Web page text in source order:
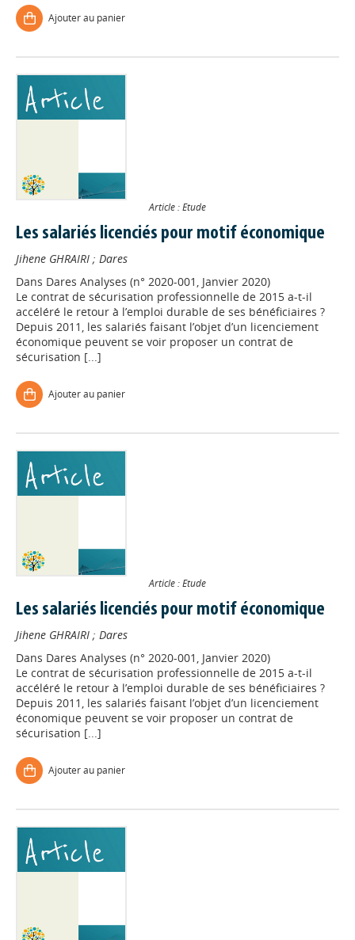
Ajouter au panier
Article : Etude
Les salariés licenciés pour motif économique
Jihene GHRAIRI ; Dares
Dans Dares Analyses (n° 2020-001, Janvier 2020)
Le contrat de sécurisation professionnelle de 2015 a-t-il
accéléré le retour à l’emploi durable de ses bénéficiaires ?
Depuis 2011, les salariés faisant l’objet d’un licenciement
économique peuvent se voir proposer un contrat de
sécurisation [...]
Ajouter au panier
Article : Etude
Les salariés licenciés pour motif économique
Jihene GHRAIRI ; Dares
Dans Dares Analyses (n° 2020-001, Janvier 2020)
Le contrat de sécurisation professionnelle de 2015 a-t-il
accéléré le retour à l’emploi durable de ses bénéficiaires ?
Depuis 2011, les salariés faisant l’objet d’un licenciement
économique peuvent se voir proposer un contrat de
sécurisation [...]
Ajouter au panier